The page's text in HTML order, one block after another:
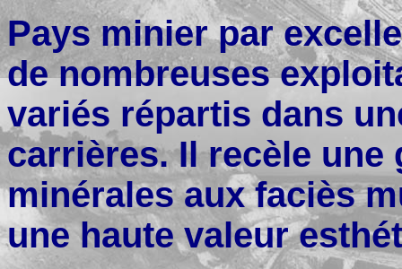
Pays minier par
de nombreuses
variés répartis dans
carrières. Il recèle une
minérales aux faciès
une haute valeur